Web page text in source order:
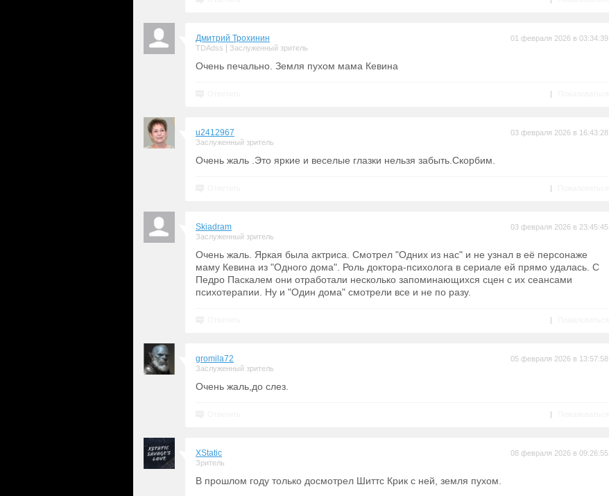
Дмитрий Трохинин
TDAdss Заслуженный зритель
01 февраля 2026 в 03:34:39
Очень печально. Земля пухом мама Кевина
|
u2412967
Заслуженный зритель
03 февраля 2026 в 16:43:28
Очень жаль .Это яркие и веселые глазки нельзя забыть.Скорбим.
|
Skiadram
Заслуженный зритель
03 февраля 2026 в 23:45:45
Очень жаль. Яркая была актриса. Смотрел "Одних из нас" и не узнал в её персонаже
маму Кевина из "Одного дома". Роль доктора-психолога в сериале ей прямо удалась. С
Педро Паскалем они отработали несколько запоминающихся сцен с их сеансами
психотерапии. Ну и "Один дома" смотрели все и не по разу.
|
gromila72
Заслуженный зритель
05 февраля 2026 в 13:57:58
Очень жаль,до слез.
|
XStatic
Зритель
08 февраля 2026 в 09:26:55
В прошлом году только досмотрел Шиттс Крик с ней, земля пухом.